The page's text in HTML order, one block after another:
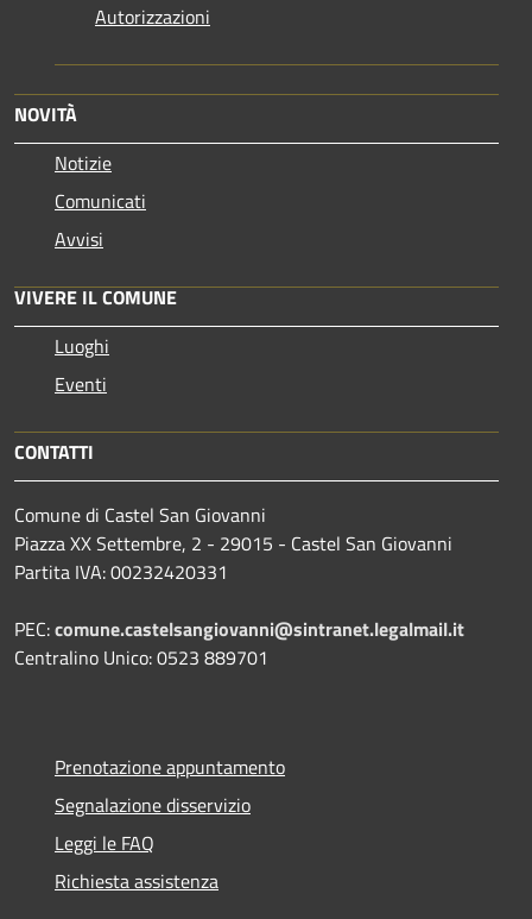
Autorizzazioni
NOVITÀ
Notizie
Comunicati
Avvisi
VIVERE IL COMUNE
Luoghi
Eventi
CONTATTI
Comune di Castel San Giovanni
Piazza XX Settembre, 2 - 29015 - Castel San Giovanni
Partita IVA: 00232420331
PEC:comune.castelsangiovanni@sintranet.legalmail.it
Centralino Unico: 0523 889701
Prenotazione appuntamento
Segnalazione disservizio
Leggi le FAQ
Richiesta assistenza